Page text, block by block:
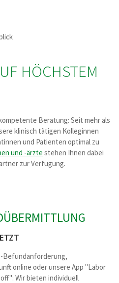
HÖCHSTEM
Beratung: Seit mehr als
klinisch tätigen Kolleginnen
und Patienten optimal zu
und -ärzte stehen Ihnen dabei
zur Verfügung.
Befundanforderung,
online oder unsere App "Labor
Wir bieten individuell